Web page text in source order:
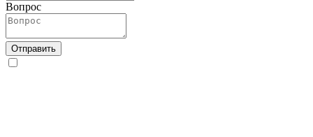
Вопрос
Отправить